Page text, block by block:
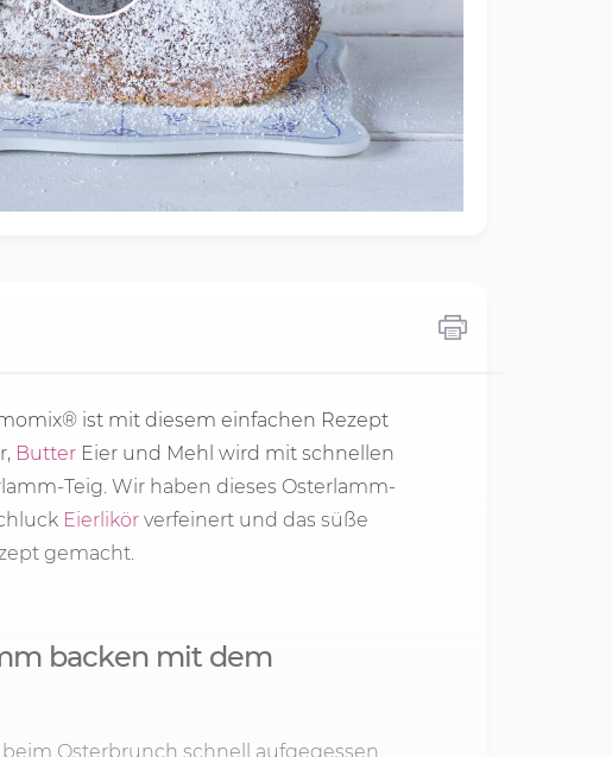
ist mit diesem einfachen Rezept
Butter Eier und Mehl wird mit schnellen
Teig. Wir haben dieses Osterlamm-
Eierlikör verfeinert und das süße
gemacht.
backen mit dem
Osterbrunch schnell aufgegessen.